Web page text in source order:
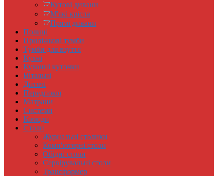
Кутові дивани
М'які крісла
Прямі дивани
Полиці
Приліжкові тумби
Тумби для взуття
Кухні
Кухонні куточки
Вітальні
Дитячі
Передпокої
Матраци
Системи
Комоди
Столи
Журнальні столики
Комп'ютерні столи
Обідні столи
Сервірувальні столи
Трансформер